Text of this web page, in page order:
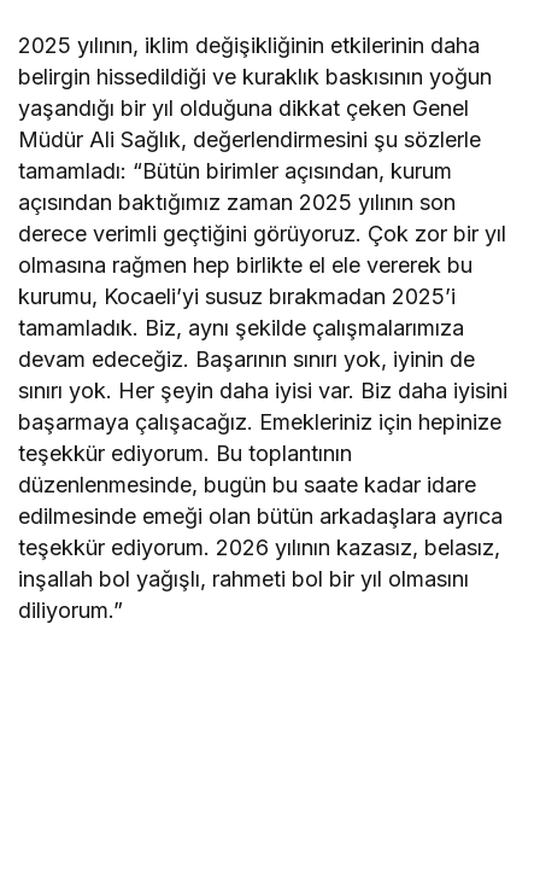
2025 yılının, iklim değişikliğinin etkilerinin daha
belirgin hissedildiği ve kuraklık baskısının yoğun
yaşandığı bir yıl olduğuna dikkat çeken Genel
Müdür Ali Sağlık, değerlendirmesini şu sözlerle
tamamladı: “Bütün birimler açısından, kurum
açısından baktığımız zaman 2025 yılının son
derece verimli geçtiğini görüyoruz. Çok zor bir yıl
olmasına rağmen hep birlikte el ele vererek bu
kurumu, Kocaeli’yi susuz bırakmadan 2025’i
tamamladık. Biz, aynı şekilde çalışmalarımıza
devam edeceğiz. Başarının sınırı yok, iyinin de
sınırı yok. Her şeyin daha iyisi var. Biz daha iyisini
başarmaya çalışacağız. Emekleriniz için hepinize
teşekkür ediyorum. Bu toplantının
düzenlenmesinde, bugün bu saate kadar idare
edilmesinde emeği olan bütün arkadaşlara ayrıca
teşekkür ediyorum. 2026 yılının kazasız, belasız,
inşallah bol yağışlı, rahmeti bol bir yıl olmasını
diliyorum.”